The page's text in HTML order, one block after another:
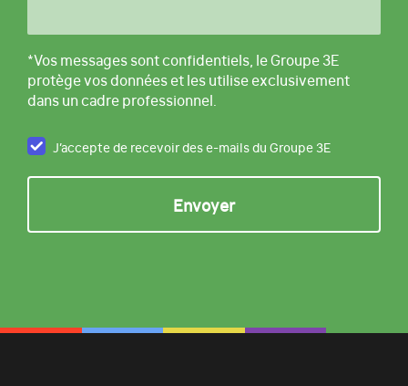
*Vos messages sont confidentiels, le Groupe 3E
protège vos données et les utilise exclusivement
dans un cadre professionnel.
J’accepte de recevoir des e-mails du Groupe 3E